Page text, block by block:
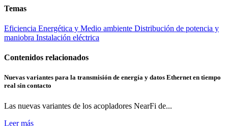
Temas
Eficiencia Energética y Medio ambiente Distribución de potencia y
maniobra Instalación eléctrica
Contenidos relacionados
Nuevas variantes para la transmisión de energía y datos Ethernet en tiempo
real sin contacto
Las nuevas variantes de los acopladores NearFi de...
Leer más